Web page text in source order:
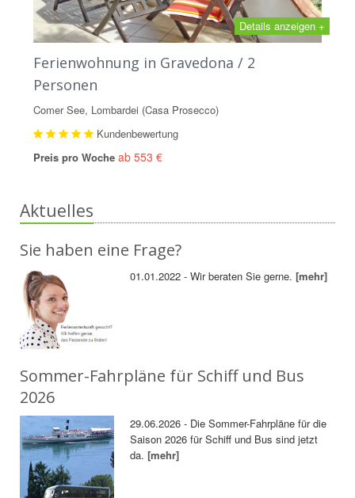
Details anzeigen +
Ferienwohnung in Gravedona / 2
Personen
Comer See, Lombardei (Casa Prosecco)
Kundenbewertung
Preis pro Woche ab 553 €
Aktuelles
Sie haben eine Frage?
01.01.2022 - Wir beraten Sie gerne.[mehr]
Sommer-Fahrpläne für Schiff und Bus
2026
29.06.2026 - Die Sommer-Fahrpläne für die
Saison 2026 für Schiff und Bus sind jetzt
da.[mehr]